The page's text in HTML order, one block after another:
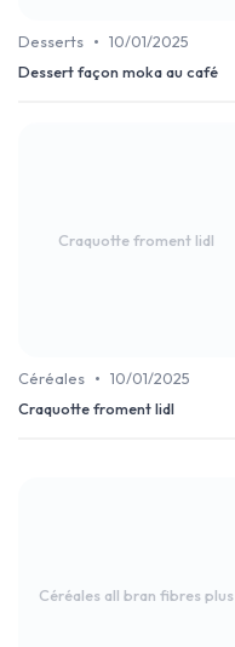
Desserts • 10/01/2025
Dessert façon moka au café
Craquotte froment lidl
Céréales • 10/01/2025
Craquotte froment lidl
Céréales all bran fibres plus